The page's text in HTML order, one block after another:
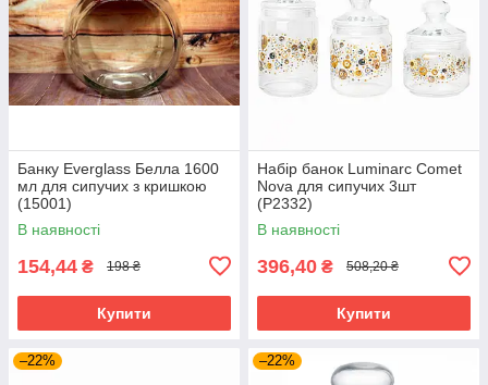
Банку Everglass Белла 1600
мл для сипучих з кришкою
(15001)
В наявності
154,44 ₴ 198 ₴
Купити
Набір банок Luminarc Comet
Nova для сипучих 3шт
(P2332)
В наявності
396,40 ₴ 508,20 ₴
Купити
–22% –22%